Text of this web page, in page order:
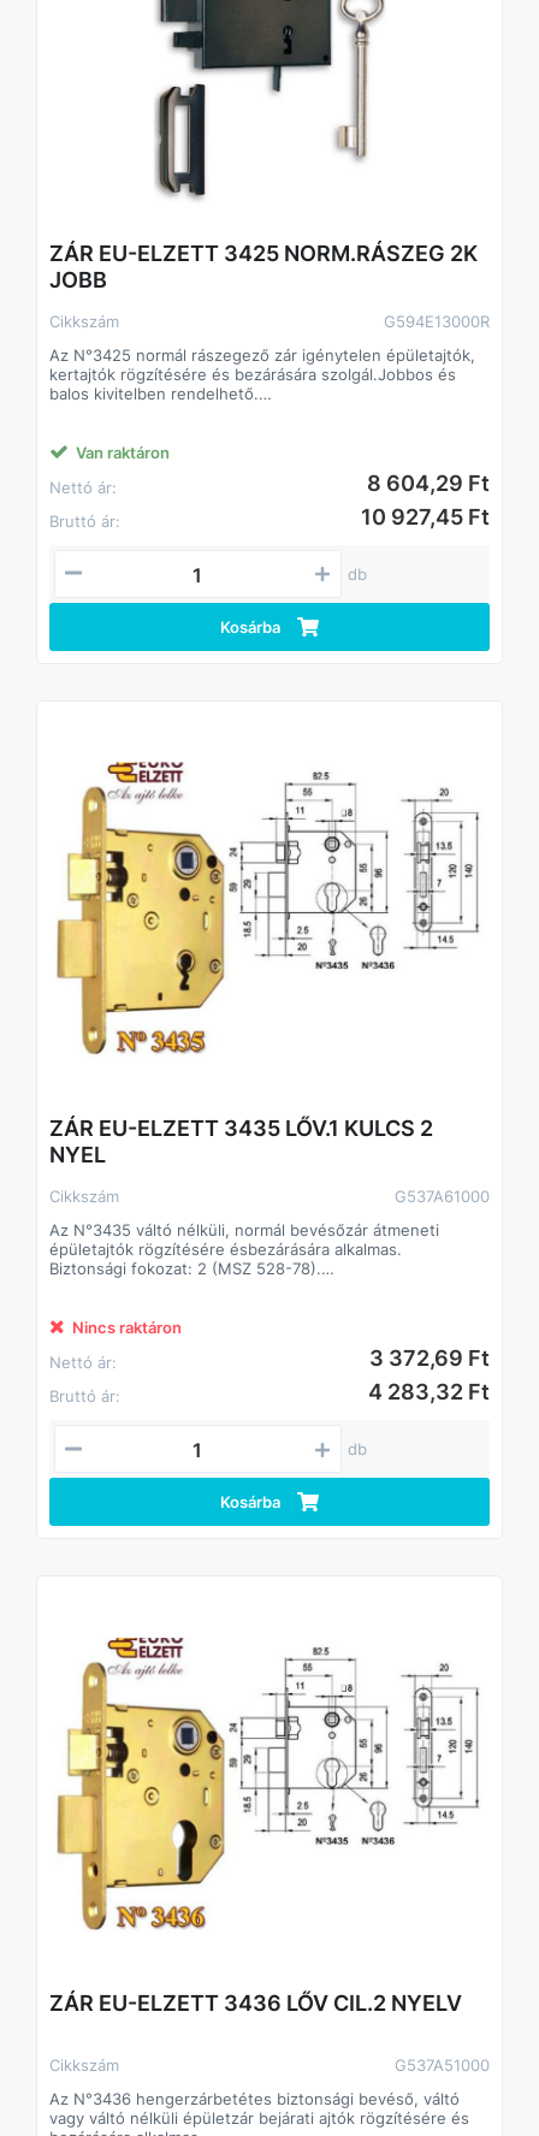
ZÁR EU-ELZETT 3425 NORM.RÁSZEG 2K
JOBB
Cikkszám
G594E13000R
Az N°3425 normál rászegező zár igénytelen épületajtók,
kertajtók rögzítésére és bezárására szolgál.Jobbos és
balos kivitelben rendelhető.
Van raktáron
Nettó ár:
8 604,29 Ft
Bruttó ár: 10 927,45 Ft
db
Kosárba
ZÁR EU-ELZETT 3435 LŐV.1 KULCS 2
NYEL
Cikkszám
G537A61000
Az N°3435 váltó nélküli, normál bevésőzár átmeneti
épületajtók rögzítésére ésbezárására alkalmas.
Biztonsági fokozat: 2 (MSZ 528-78).
A csapda átállításához a rajta lévő csavart kicsavarjuk
(benyomott csapda-álláskor). Ezt követően a csapdafejet
kivesszük a zártestből, majd fordítva visszahelyezzük. Ha
Nincs raktáron
Nettó ár:
3 372,69 Ft
Bruttó ár: 4 283,32 Ft
db
Kosárba
ZÁR EU-ELZETT 3436 LŐV CIL.2 NYELV
Cikkszám
G537A51000
Az N°3436 hengerzárbetétes biztonsági bevéső, váltó
vagy váltó nélküli épületzár bejárati ajtók rögzítésére és